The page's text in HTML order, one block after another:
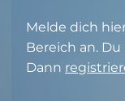
Melde dich
Bereich an.
Dann